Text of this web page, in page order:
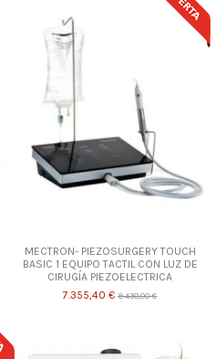
MECTRON- PIEZOSURGERY TOUCH
BASIC 1 EQUIPO TACTIL CON LUZ DE
CIRUGÍA PIEZOELECTRICA
7.355,40 € 9.430,00 €